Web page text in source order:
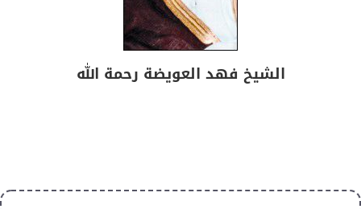
الشيخ فهد العويضة رحمة الله